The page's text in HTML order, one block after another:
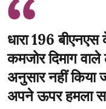
धारा 196
कमजोर दिमाग
अनुसार नहीं किया
अपने ऊपर हमला